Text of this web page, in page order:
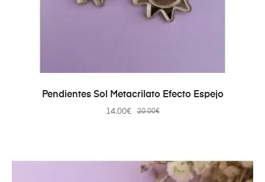
AÑADIR AL CARRITO
Pendientes Sol Metacrilato Efecto Espejo
20.00€
14.00€